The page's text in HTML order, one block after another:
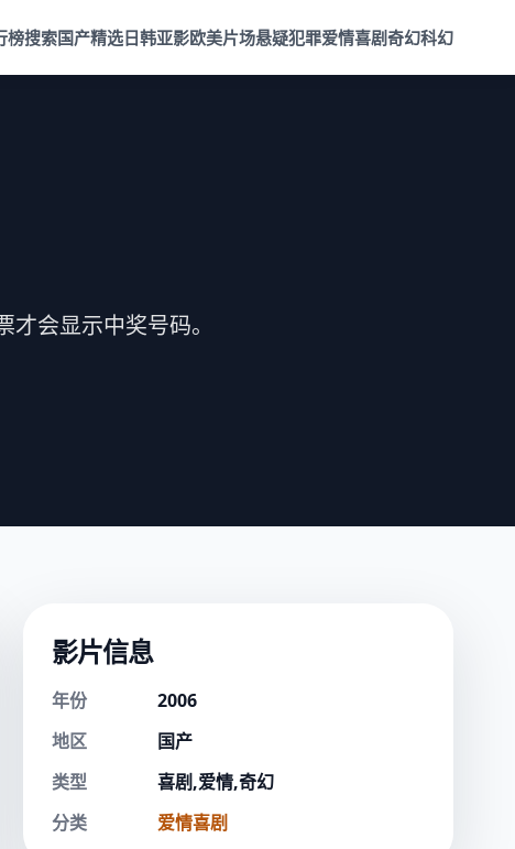
榜搜索国产精选日韩亚影欧美片场悬疑犯罪爱情喜剧奇幻科幻
会显示中奖号码。
影片信息
年份
2006
地区
国产
类型
喜剧,爱情,奇幻
分类
爱情喜剧